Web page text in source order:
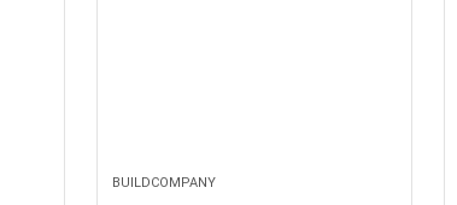
BUILDCOMPANY